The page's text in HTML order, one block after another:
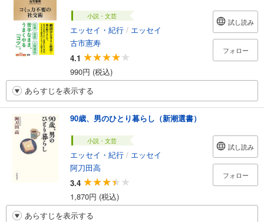
小説・文芸
エッセイ・紀行 / エッセイ
古市憲寿
4.1
990円 (税込)
試し読み
フォロー
あらすじを表示する
90歳、男のひとり暮らし（新潮選書）
小説・文芸
エッセイ・紀行 / エッセイ
阿刀田高
3.4
1,870円 (税込)
試し読み
フォロー
あらすじを表示する